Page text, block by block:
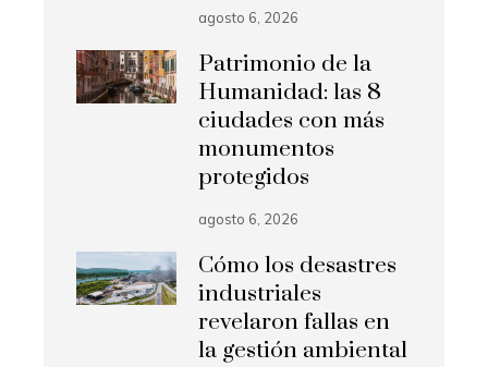
agosto 6, 2026
Patrimonio de la
Humanidad: las 8
ciudades con más
monumentos
protegidos
agosto 6, 2026
Cómo los desastres
industriales
revelaron fallas en
la gestión ambiental